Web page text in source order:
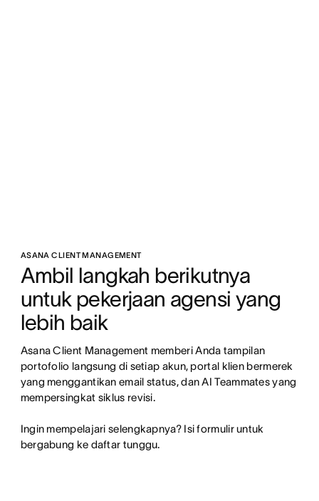
ASANA CLIENT MANAGEMENT
Ambil langkah berikutnya
untuk pekerjaan agensi yang
lebih baik
Asana Client Management memberi Anda tampilan
portofolio langsung di setiap akun, portal klien bermerek
yang menggantikan email status, dan AI Teammates yang
mempersingkat siklus revisi.
Ingin mempelajari selengkapnya? Isi formulir untuk
bergabung ke daftar tunggu.